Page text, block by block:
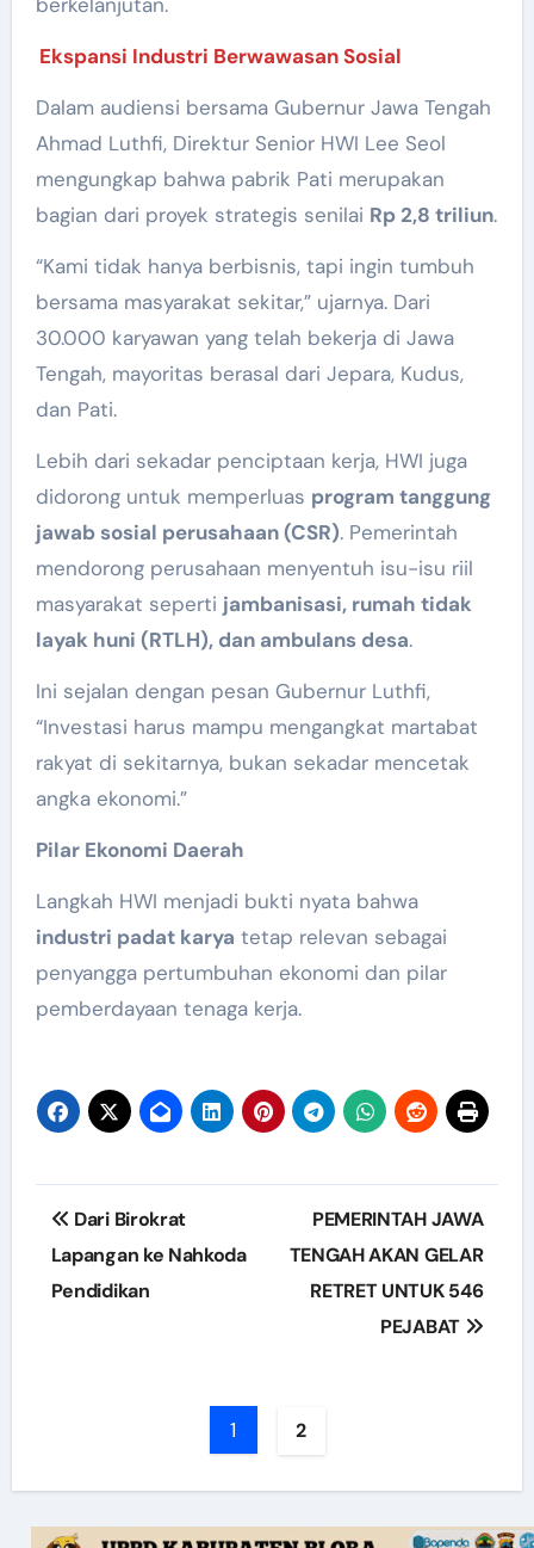
Ekspansi Industri Berwawasan Sosial
Dalam audiensi bersama Gubernur Jawa Tengah
Ahmad Luthfi, Direktur Senior HWI Lee Seol
mengungkap bahwa pabrik Pati merupakan
bagian dari proyek strategis senilai Rp 2,8 triliun.
“Kami tidak hanya berbisnis, tapi ingin tumbuh
bersama masyarakat sekitar,” ujarnya. Dari
30.000 karyawan yang telah bekerja di Jawa
Tengah, mayoritas berasal dari Jepara, Kudus,
dan Pati.
Lebih dari sekadar penciptaan kerja, HWI juga
didorong untuk memperluas program tanggung
jawab sosial perusahaan (CSR). Pemerintah
mendorong perusahaan menyentuh isu-isu riil
masyarakat seperti jambanisasi, rumah tidak
layak huni (RTLH), dan ambulans desa.
Ini sejalan dengan pesan Gubernur Luthfi,
“Investasi harus mampu mengangkat martabat
rakyat di sekitarnya, bukan sekadar mencetak
angka ekonomi.”
Pilar Ekonomi Daerah
Langkah HWI menjadi bukti nyata bahwa
industri padat karya tetap relevan sebagai
penyangga pertumbuhan ekonomi dan pilar
pemberdayaan tenaga kerja.
Post
navigation
Dari Birokrat
Lapangan ke Nahkoda
Pendidikan
PEMERINTAH JAWA
TENGAH AKAN GELAR
RETRET UNTUK 546
PEJABAT
1 2